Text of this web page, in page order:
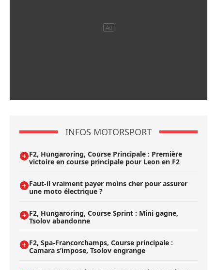
INFOS MOTORSPORT
F2, Hungaroring, Course Principale : Première
victoire en course principale pour Leon en F2
Faut-il vraiment payer moins cher pour assurer
une moto électrique ?
F2, Hungaroring, Course Sprint : Mini gagne,
Tsolov abandonne
F2, Spa-Francorchamps, Course principale :
Camara s’impose, Tsolov engrange